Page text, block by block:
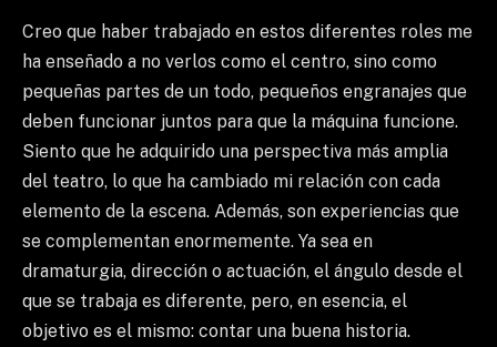
Creo que haber trabajado en estos diferentes roles me
ha enseñado a no verlos como el centro, sino como
pequeñas partes de un todo, pequeños engranajes que
deben funcionar juntos para que la máquina funcione.
Siento que he adquirido una perspectiva más amplia
del teatro, lo que ha cambiado mi relación con cada
elemento de la escena. Además, son experiencias que
se complementan enormemente. Ya sea en
dramaturgia, dirección o actuación, el ángulo desde el
que se trabaja es diferente, pero, en esencia, el
objetivo es el mismo: contar una buena historia.